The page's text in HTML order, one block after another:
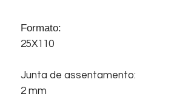
Formato:
25X110
Junta de assentamento:
2 mm